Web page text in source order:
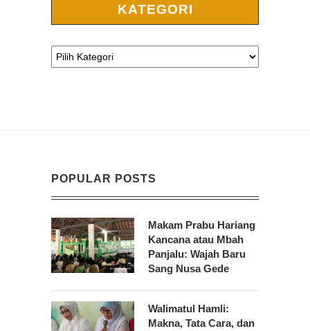
KATEGORI
POPULAR POSTS
Makam Prabu Hariang
Kancana atau Mbah
Panjalu: Wajah Baru
Sang Nusa Gede
Walimatul Hamli:
Makna, Tata Cara, dan